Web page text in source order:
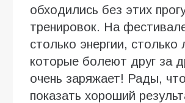
обходились без этих
тренировок. На
столько энергии, столько
которые болеют друг за
очень заряжает! Рады,
показать хороший